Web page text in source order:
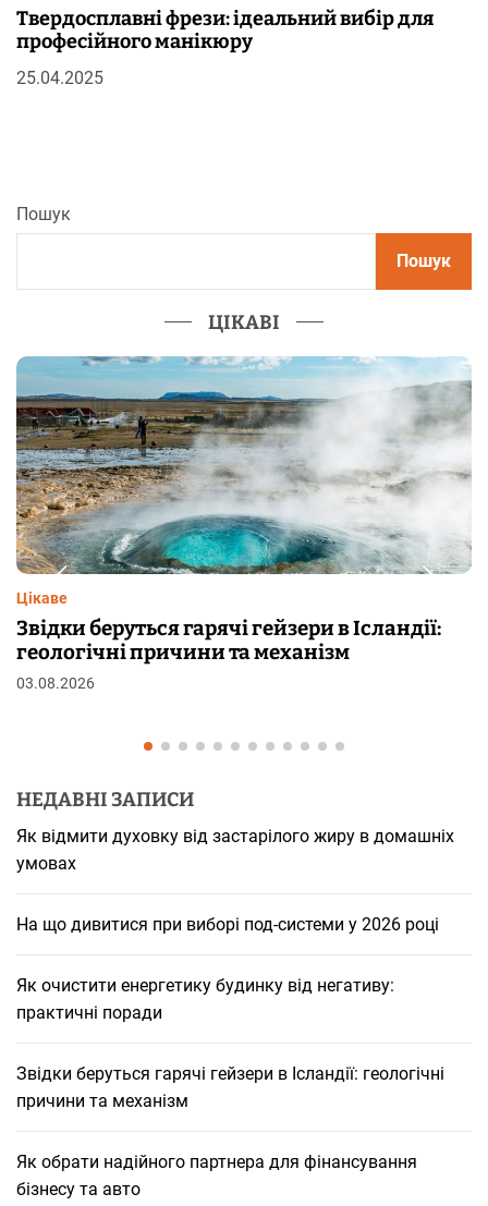
Твердосплавні фрези: ідеальний вибір для
професійного манікюру
25.04.2025
Пошук
Пошук
ЦІКАВІ
в Ісландії:
Чому від переляку
шкірі: фізіологія
НЕДАВНІ ЗАПИСИ
Як відмити духовку від застарілого жиру в домашніх
умовах
На що дивитися при виборі под-системи у 2026 році
Як очистити енергетику будинку від негативу:
практичні поради
Звідки беруться гарячі гейзери в Ісландії: геологічні
причини та механізм
Як обрати надійного партнера для фінансування
бізнесу та авто